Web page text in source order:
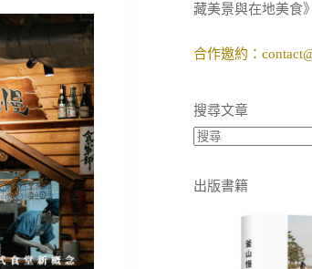
藏美景與在地美食》
合作邀約：
搜尋文章
出版書籍